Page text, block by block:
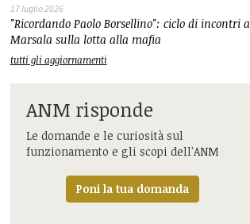
17 luglio 2026
"Ricordando Paolo Borsellino": ciclo di incontri a
Marsala sulla lotta alla mafia
tutti gli aggiornamenti
ANM risponde
Le domande e le curiosità sul
funzionamento e gli scopi dell'ANM
Poni la tua domanda